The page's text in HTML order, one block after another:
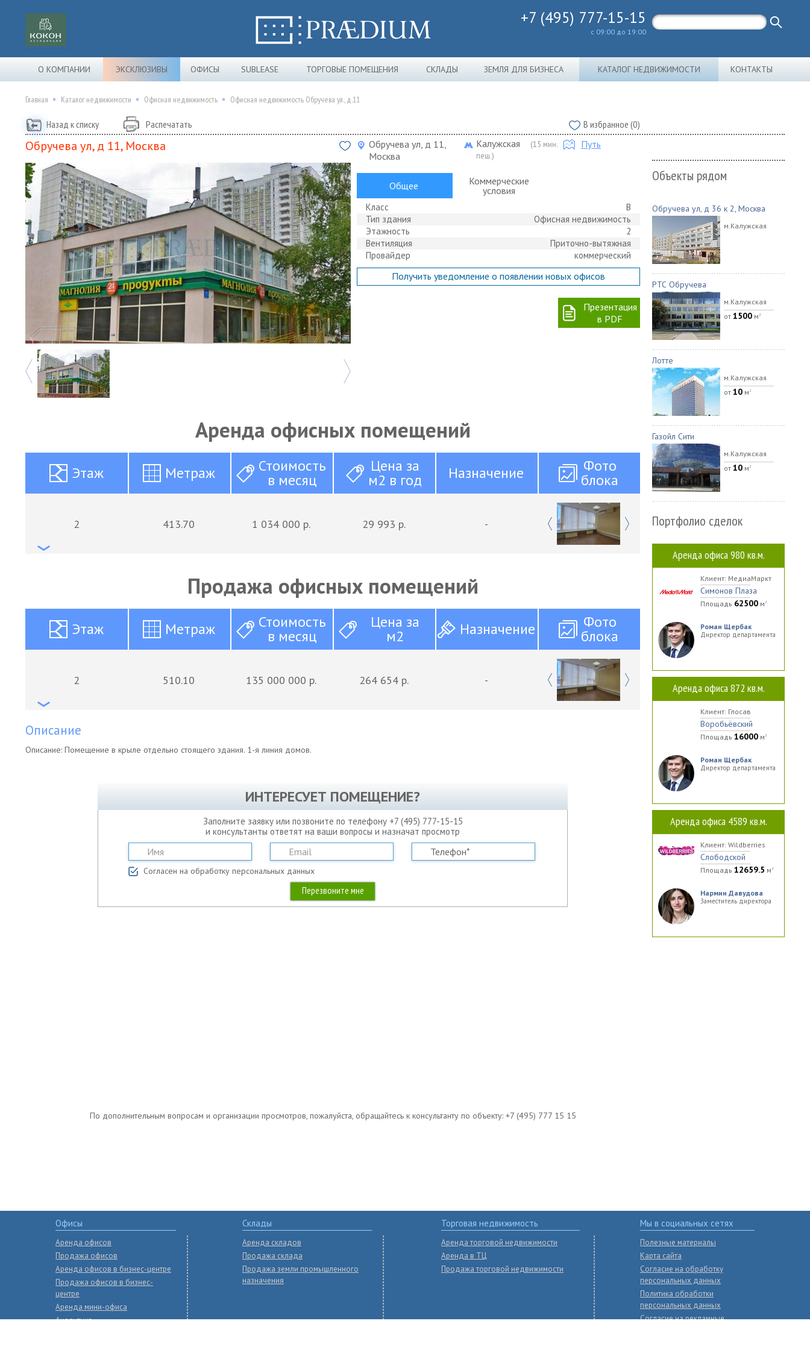
+7 (495) 777-15-15
с 09:00 до 19:00
О КОМПАНИИ ЭКСКЛЮЗИВЫ ОФИСЫ SUBLEASE ТОРГОВЫЕ ПОМЕЩЕНИЯ СКЛАДЫ ЗЕМЛЯ ДЛЯ БИЗНЕСА КАТАЛОГ НЕДВИЖИМОСТИ КОНТАКТЫ
Главная Каталог недвижимости Офисная недвижимость Офисная недвижимость Обручева ул., д.11
Назад к списку Распечатать В избранное (0)
Обручева ул, д 11, Москва
Обручева ул, д 11,
Москва
Калужская
(15 мин.
пеш.)
Путь
Общее
Коммерческие
условия
Класс
B
Тип здания
Офисная недвижимость
Этажность
2
Вентиляция
Приточно-вытяжная
Провайдер
коммерческий
Получить уведомление о появлении новых офисов
Презентация
в PDF
Аренда офисных помещений
Этаж Метраж Стоимость
в месяц
Цена за
м2 в год Назначение Фото
блока
2 413.70 1 034 000 р. 29 993 р. - Previous
Продажа офисных помещений
Этаж Метраж Стоимость
в месяц
Цена за
м2 Назначение Фото
блока
2 510.10 135 000 000 р. 264 654 р. - Previous
Описание
Описание: Помещение в крыле отдельно стоящего здания. 1-я линия домов.
ИНТЕРЕСУЕТ ПОМЕЩЕНИЕ?
Заполните заявку или позвоните по телефону +7 (495) 777-15-15
и консультанты ответят на ваши вопросы и назначат просмотр
Согласен на обработку персональных данных
По дополнительным вопросам и организации просмотров, пожалуйста, обращайтесь к консультанту по объекту: +7 (495) 777 15 15
Объекты рядом
Обручева ул, д 36 к 2, Москва
м.Калужская
РТС Обручева
м.Калужская
от 1500 м 2
Лотте
м.Калужская
от 10 м 2
Газойл Сити
м.Калужская
от 10 м 2
Портфолио сделок
Аренда офиса 980 кв.м.
Клиент: МедиаМаркт
Симонов Плаза
Площадь 62500 м 2
Роман Щербак
Директор департамента
Аренда офиса 872 кв.м.
Клиент: Глосав
Воробьёвский
Площадь 16000 м 2
Роман Щербак
Директор департамента
Аренда офиса 4589 кв.м.
Клиент: Wildberries
Слободской
Площадь 12659.5 м 2
Нармин Давудова
Заместитель директора
Офисы
Аренда офисов
Продажа офисов
Аренда офисов в бизнес-центре
Продажа офисов в бизнес-
центре
Аренда мини-офиса
Аналитика
Склады
Аренда складов
Продажа склада
Продажа земли промышленного
назначения
Торговая недвижимость
Аренда торговой недвижимости
Аренда в ТЦ
Продажа торговой недвижимости
Мы в социальных сетях
Полезные материалы
Карта сайта
Согласие на обработку
персональных данных
Политика обработки
персональных данных
Согласие на рекламные